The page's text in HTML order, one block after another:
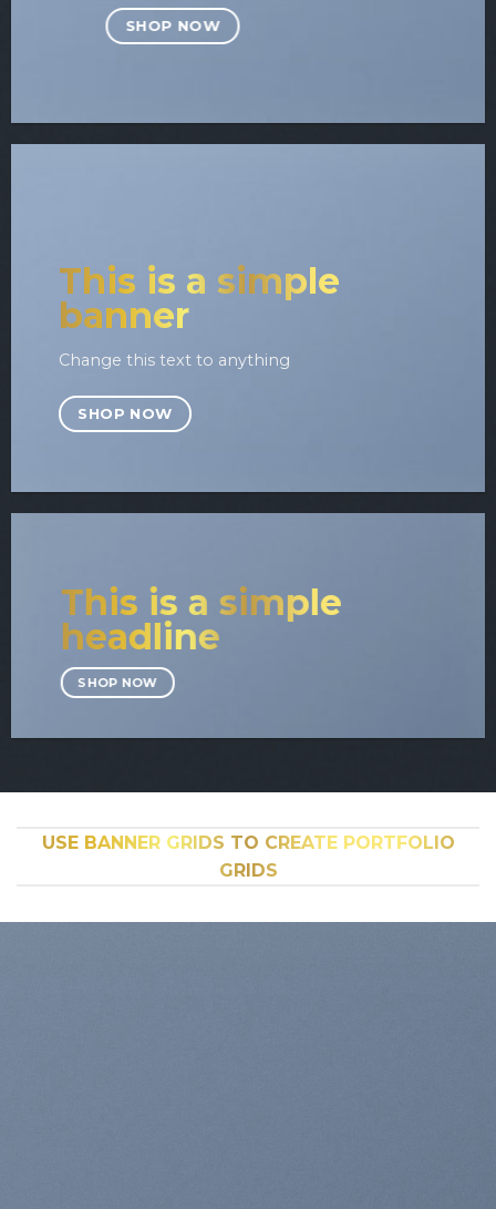
SHOP NOW
This is a simple
banner
Change this text to anything
SHOP NOW
This is a simple
headline
SHOP NOW
USE BANNER GRIDS TO CREATE PORTFOLIO
GRIDS